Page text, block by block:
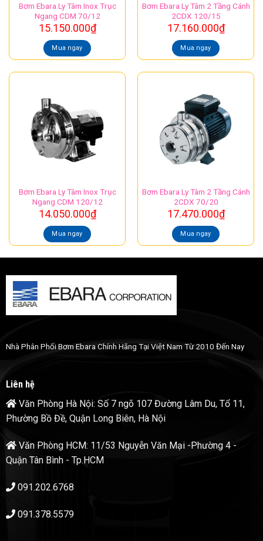
Bơm Ebara Ly Tâm Inox Trục
Ngang CDM 70/12
15.150.000₫
Mua ngay
Bơm Ebara Ly Tâm 2 Tầng Cánh
2CDX 120/15
17.160.000₫
Mua ngay
Bơm Ebara Ly Tâm Inox Trục
Ngang CDM 120/12
14.050.000₫
Mua ngay
Bơm Ebara Ly Tâm 2 Tầng Cánh
2CDX 70/20
17.470.000₫
Mua ngay
Nhà Phân Phối Bơm Ebara Chính Hãng Tại Việt Nam Từ 2010 Đến Nay
Liên hệ
Văn Phòng Hà Nội: Số 7 ngõ 107 Đường Lâm Du, Tổ 11,
Phường Bồ Đề, Quận Long Biên, Hà Nội
Văn Phòng HCM: 11/53 Nguyễn Văn Mại -Phường 4 -
Quận Tân Bình - Tp.HCM
091.202.6768
091.378.5579